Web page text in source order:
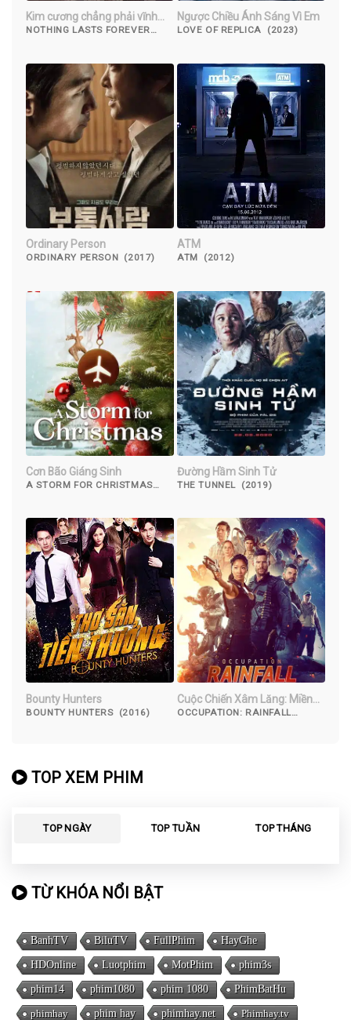
Kim cương chẳng phải vĩnh
hằng
NOTHING LASTS FOREVER
Ngược Chiều Ánh Sáng Vì Em
LOVE OF REPLICA (2023)
Ordinary Person
ORDINARY PERSON (2017)
ATM
ATM (2012)
Cơn Bão Giáng Sinh
A STORM FOR CHRISTMAS
Đường Hầm Sinh Tử
THE TUNNEL (2019)
Bounty Hunters
BOUNTY HUNTERS (2016)
Cuộc Chiến Xâm Lăng: Miền
Nhiệt Đới
OCCUPATION: RAINFALL
TOP XEM PHIM
TOP NGÀY TOP TUẦN TOP THÁNG
TỪ KHÓA NỔI BẬT
BanhTV BiluTV FullPhim HayGhe
HDOnline Luotphim MotPhim phim3s
phim14 phim1080 phim 1080 PhimBatHu
phimhay phim hay phimhay.net Phimhay.tv